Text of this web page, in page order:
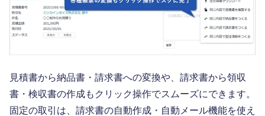
見積書から納品書・請求書への変換や、請求書から領収
書・検収書の作成もクリック操作でスムーズにできます。
固定の取引は、請求書の自動作成・自動メール機能を使え